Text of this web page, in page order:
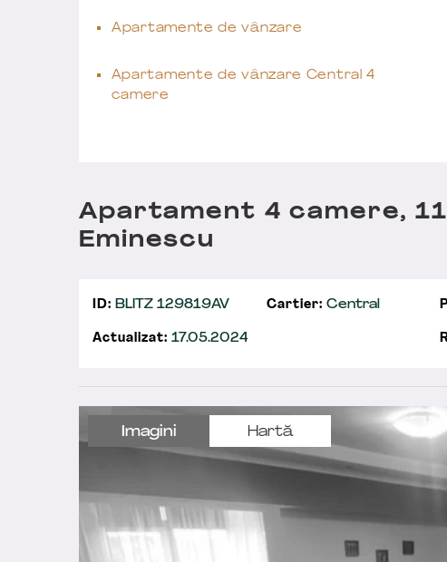
Apartamente de vânzare
Apartamente de vânzare Central 4
camere
Imagini Hartă
Apartament 4 camere,
Eminescu
ID: BLITZ 129819AV Cartier: Central
Actualizat: 17.05.2024